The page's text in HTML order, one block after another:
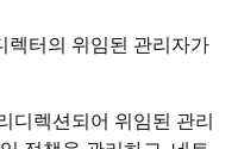
렉터의 위임된 관리자가
디렉션되어 위임된 관리